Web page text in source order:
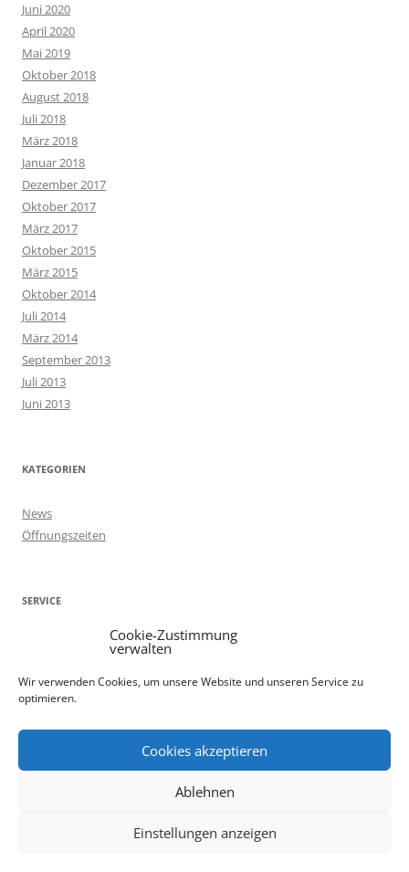
Cookie-Zustimmung
verwalten
Wir verwenden Cookies, um unsere Website und unseren Service zu
optimieren.
Cookies akzeptieren
Ablehnen
Einstellungen anzeigen
Juni 2020
April 2020
Mai 2019
Oktober 2018
August 2018
Juli 2018
März 2018
Januar 2018
Dezember 2017
Oktober 2017
März 2017
Oktober 2015
März 2015
Oktober 2014
Juli 2014
März 2014
September 2013
Juli 2013
Juni 2013
KATEGORIEN
News
Öffnungszeiten
SERVICE
Anfahrt
Impressum
Stolz präsentiert von WordPress